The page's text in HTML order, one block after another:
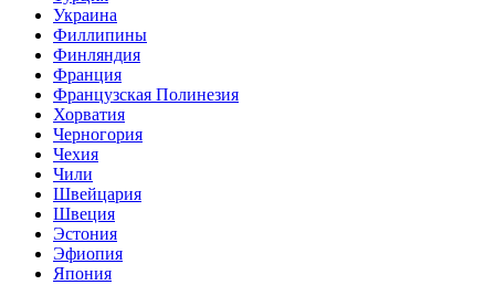
Украина
Филлипины
Финляндия
Франция
Французская Полинезия
Хорватия
Черногория
Чехия
Чили
Швейцария
Швеция
Эстония
Эфиопия
Япония